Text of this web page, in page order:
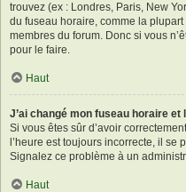
trouvez (ex : Londres, Paris, New
du fuseau horaire, comme la plupart
membres du forum. Donc si vous
pour le faire.
Haut
J’ai changé mon fuseau horaire
Si vous êtes sûr d’avoir
l’heure est toujours incorrecte, il se
Signalez ce problème à un
Haut